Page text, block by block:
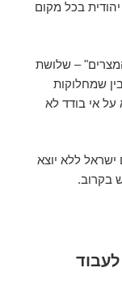
בכל מקום
המצרים" – שלושת
שמחלוקות
על אי בודד לא
ללא יוצא
בקרוב.